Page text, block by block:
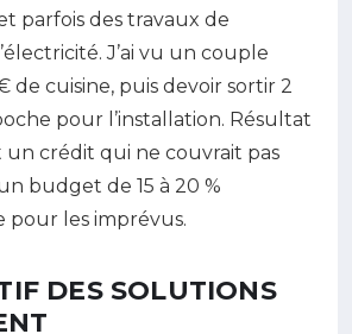
parfois des travaux de
J’ai vu un couple
de cuisine, puis devoir sortir 2
pour l’installation. Résultat
un crédit qui ne couvrait pas
budget de 15 à 20 %
pour les imprévus.
DES SOLUTIONS